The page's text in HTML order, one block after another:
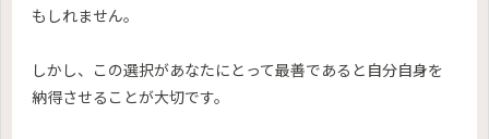
もしれません。
しかし、この選択があなたにとって最善であると自分自身を
納得させることが大切です。